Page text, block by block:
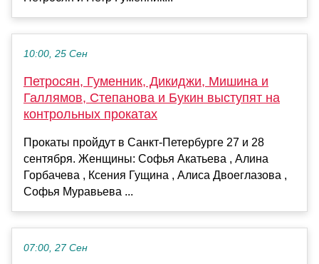
10:00, 25 Сен
Петросян, Гуменник, Дикиджи, Мишина и
Галлямов, Степанова и Букин выступят на
контрольных прокатах
Прокаты пройдут в Санкт-Петербурге 27 и 28
сентября. Женщины: Софья Акатьева , Алина
Горбачева , Ксения Гущина , Алиса Двоеглазова ,
Софья Муравьева ...
07:00, 27 Сен